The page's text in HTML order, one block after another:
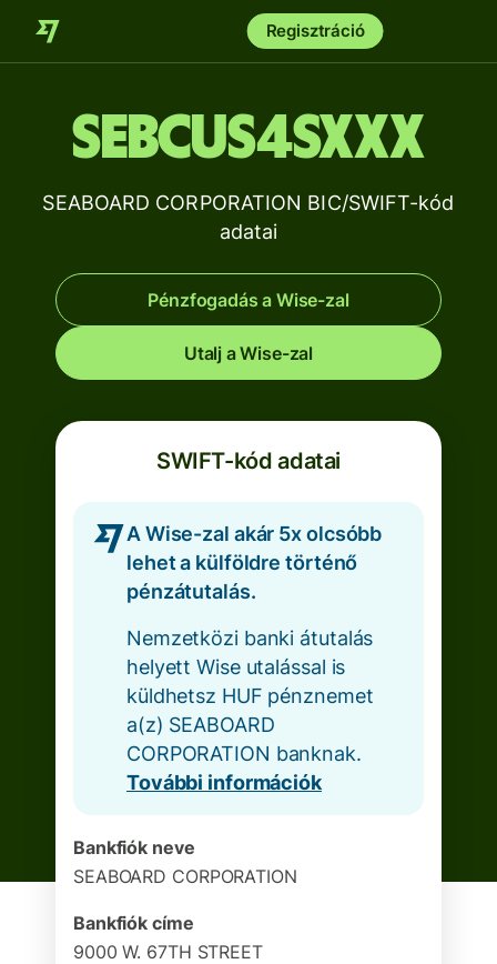
Regisztráció
SEBCUS4SXXX
SEABOARD CORPORATION BIC/SWIFT-kód
adatai
Pénzfogadás a Wise-zal
Utalj a Wise-zal
SWIFT-kód adatai
A Wise-zal akár 5x olcsóbb
lehet a külföldre történő
pénzátutalás.
Nemzetközi banki átutalás
helyett Wise utalással is
küldhetsz HUF pénznemet
a(z) SEABOARD
CORPORATION banknak.
További információk
Bankfiók neve
SEABOARD CORPORATION
Bankfiók címe
9000 W. 67TH STREET